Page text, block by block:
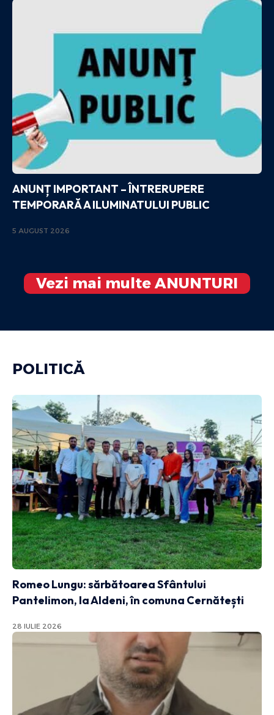
ANUNȚ IMPORTANT – ÎNTRERUPERE
TEMPORARĂ A ILUMINATULUI PUBLIC
5 AUGUST 2026
Vezi mai multe ANUNTURI
POLITICĂ
Romeo Lungu: sărbătoarea Sfântului
Pantelimon, la Aldeni, în comuna Cernătești
28 IULIE 2026